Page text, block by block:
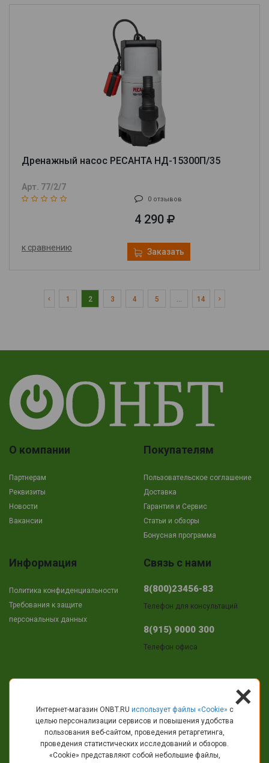
Дренажный насос РЕСАНТА НД-15300П/35
Арт. 77/2/7
0 отзывов
4 290
к сравнению Заказать
1 2 3 4 5 ... 14
О компании
Партнерам
Реквизиты
Новости
Вакансии
Покупателям
Пользовательское соглашение
Доставка
Гарантия и Сервис
Cтатьи и обзоры
Бонусная программа
Информация
Политика конфиденциальности
Требования к защите
персональных данных
Связь с нами
8(800)23456-83
Телефон для консультаций
8(915) 9000 300
Телефон офиса
г.Кострома
пр-т Текстильщиков, 11
+
Интернет-магазин ONBT.RU использует файлы «Сookie» с
целью персонализации сервисов и повышения удобства
пользования веб-сайтом, проведения ретаргетинга,
проведения статистических исследований и обзоров.
«Cookie» представляют собой небольшие файлы,